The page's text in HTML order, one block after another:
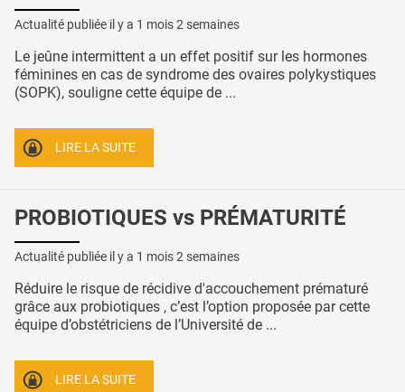
Actualité publiée il y a 1 mois 2 semaines
Le jeûne intermittent a un effet positif sur les hormones
féminines en cas de syndrome des ovaires polykystiques
(SOPK), souligne cette équipe de ...
LIRE LA SUITE
PROBIOTIQUES vs PRÉMATURITÉ
Actualité publiée il y a 1 mois 2 semaines
Réduire le risque de récidive d'accouchement prématuré
grâce aux probiotiques , c’est l’option proposée par cette
équipe d’obstétriciens de l’Université de ...
LIRE LA SUITE